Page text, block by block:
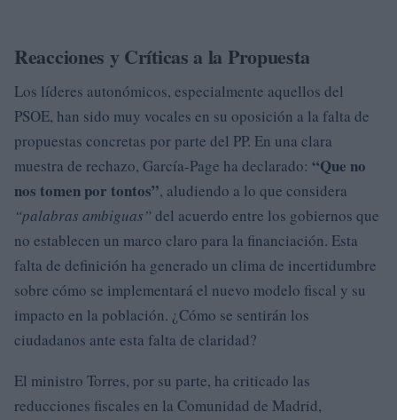
Reacciones y Críticas a la Propuesta
Los líderes autonómicos, especialmente aquellos del
PSOE, han sido muy vocales en su oposición a la falta de
propuestas concretas por parte del PP. En una clara
muestra de rechazo, García-Page ha declarado: “Que no
nos tomen por tontos”, aludiendo a lo que considera
“palabras ambiguas”del acuerdo entre los gobiernos que
no establecen un marco claro para la financiación. Esta
falta de definición ha generado un clima de incertidumbre
sobre cómo se implementará el nuevo modelo fiscal y su
impacto en la población. ¿Cómo se sentirán los
ciudadanos ante esta falta de claridad?
El ministro Torres, por su parte, ha criticado las
reducciones fiscales en la Comunidad de Madrid,